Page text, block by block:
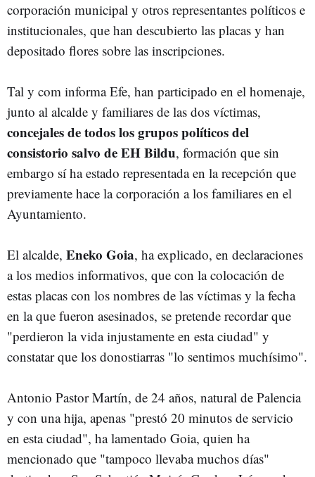
corporación municipal y otros representantes políticos e
institucionales, que han descubierto las placas y han
depositado flores sobre las inscripciones.
Tal y com informa Efe, han participado en el homenaje,
junto al alcalde y familiares de las dos víctimas,
concejales de todos los grupos políticos del
consistorio salvo de EH Bildu, formación que sin
embargo sí ha estado representada en la recepción que
previamente hace la corporación a los familiares en el
Ayuntamiento.
El alcalde, Eneko Goia, ha explicado, en declaraciones
a los medios informativos, que con la colocación de
estas placas con los nombres de las víctimas y la fecha
en la que fueron asesinados, se pretende recordar que
"perdieron la vida injustamente en esta ciudad" y
constatar que los donostiarras "lo sentimos muchísimo".
Antonio Pastor Martín, de 24 años, natural de Palencia
y con una hija, apenas "prestó 20 minutos de servicio
en esta ciudad", ha lamentado Goia, quien ha
mencionado que "tampoco llevaba muchos días"